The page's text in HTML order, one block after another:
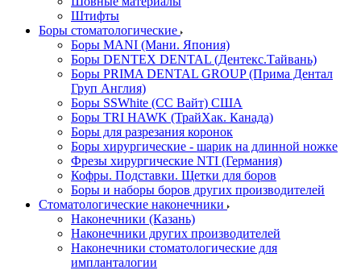
Штифты
Боры стоматологические
Боры MANI (Мани. Япония)
Боры DENTEX DENTAL (Дентекс.Тайвань)
Боры PRIMA DENTAL GROUP (Прима Дентал
Груп Англия)
Боры SSWhite (СС Вайт) США
Боры TRI HAWK (ТрайХак. Канада)
Боры для разрезания коронок
Боры хирургические - шарик на длинной ножке
Фрезы хирургические NTI (Германия)
Кофры. Подставки. Щетки для боров
Боры и наборы боров других производителей
Стоматологические наконечники
Наконечники (Казань)
Наконечники других производителей
Наконечники стоматологические для
импланталогии